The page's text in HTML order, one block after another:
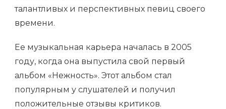
талантливых и перспективных певиц своего
времени.
Ее музыкальная карьера началась в 2005
году, когда она выпустила свой первый
альбом «Нежность». Этот альбом стал
популярным у слушателей и получил
положительные отзывы критиков.